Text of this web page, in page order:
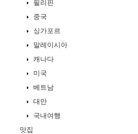
필리핀
중국
싱가포르
말레이시아
캐나다
미국
베트남
대만
국내여행
맛집